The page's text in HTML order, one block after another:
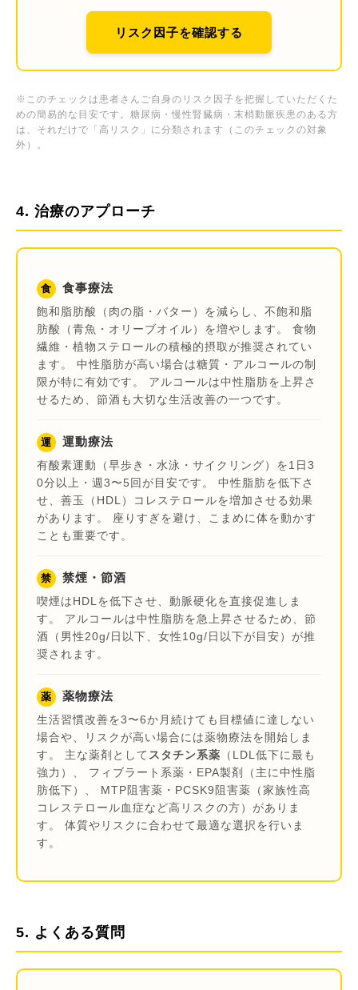
リスク因子を確認する
※このチェックは患者さんご自身のリスク因子を把握していただくた
めの簡易的な目安です。糖尿病・慢性腎臓病・末梢動脈疾患のある方
は、それだけで「高リスク」に分類されます（このチェックの対象
外）。
4. 治療のアプローチ
食 食事療法
飽和脂肪酸（肉の脂・バター）を減らし、不飽和脂
肪酸（青魚・オリーブオイル）を増やします。 食物
繊維・植物ステロールの積極的摂取が推奨されてい
ます。 中性脂肪が高い場合は糖質・アルコールの制
限が特に有効です。 アルコールは中性脂肪を上昇さ
せるため、節酒も大切な生活改善の一つです。
運 運動療法
有酸素運動（早歩き・水泳・サイクリング）を1日3
0分以上・週3〜5回が目安です。 中性脂肪を低下さ
せ、善玉（HDL）コレステロールを増加させる効果
があります。 座りすぎを避け、こまめに体を動かす
ことも重要です。
禁 禁煙・節酒
喫煙はHDLを低下させ、動脈硬化を直接促進しま
す。 アルコールは中性脂肪を急上昇させるため、節
酒（男性20g/日以下、女性10g/日以下が目安）が推
奨されます。
薬 薬物療法
生活習慣改善を3〜6か月続けても目標値に達しない
場合や、リスクが高い場合には薬物療法を開始しま
す。 主な薬剤として スタチン系薬 （LDL低下に最も
強力）、 フィブラート系薬・EPA製剤（主に中性脂
肪低下）、 MTP阻害薬・PCSK9阻害薬（家族性高
コレステロール血症など高リスクの方）がありま
す。 体質やリスクに合わせて最適な選択を行いま
す。
5. よくある質問